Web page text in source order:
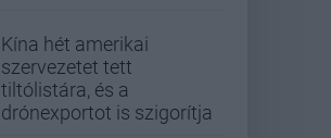
Kína hét amerikai
szervezetet tett
tiltólistára, és a
drónexportot is szigorítja